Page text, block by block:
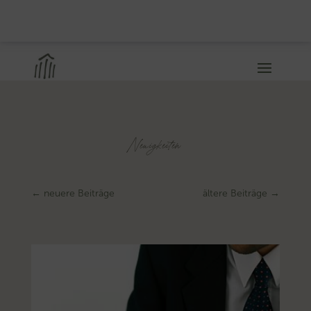
Neuigkeiten
← neuere Beiträge ältere Beiträge →